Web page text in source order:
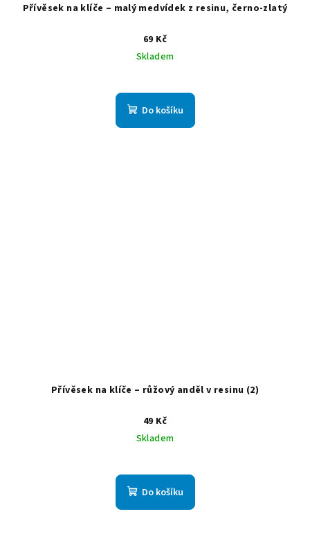
Přívěsek na klíče – malý medvídek z resinu, černo-zlatý
69 Kč
Skladem
Do košíku
Přívěsek na klíče – růžový anděl v resinu (2)
49 Kč
Skladem
Do košíku